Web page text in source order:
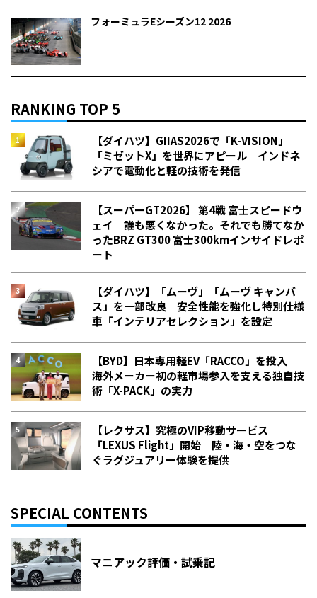
フォーミュラEシーズン12 2026
RANKING TOP 5
【ダイハツ】GIIAS2026で「K-VISION」
「ミゼットX」を世界にアピール インドネ
シアで電動化と軽の技術を発信
【スーパーGT2026】 第4戦 富士スピードウ
ェイ 誰も悪くなかった。それでも勝てなか
った――BRZ GT300 富士300kmインサイドレポ
ート
【ダイハツ】「ムーヴ」「ムーヴ キャンバ
ス」を一部改良 安全性能を強化し特別仕様
車「インテリアセレクション」を設定
【BYD】日本専用軽EV「RACCO」を投入
海外メーカー初の軽市場参入を支える独自技
術「X-PACK」の実力
【レクサス】究極のVIP移動サービス
「LEXUS Flight」開始 陸・海・空をつな
ぐラグジュアリー体験を提供
SPECIAL CONTENTS
マニアック評価・試乗記